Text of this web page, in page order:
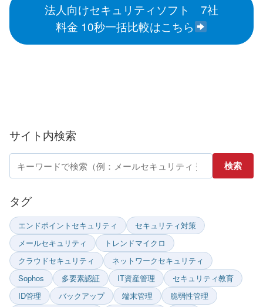
法人向けセキュリティソフト 7社
料金 10秒一括比較はこちら
サイト内検索
サ
イ
ト
内
検
索
検索
タグ
エンドポイントセキュリティ
セキュリティ対策
メールセキュリティ
トレンドマイクロ
クラウドセキュリティ
ネットワークセキュリティ
Sophos
多要素認証 IT資産管理
セキュリティ教育
ID管理
バックアップ 端末管理
脆弱性管理